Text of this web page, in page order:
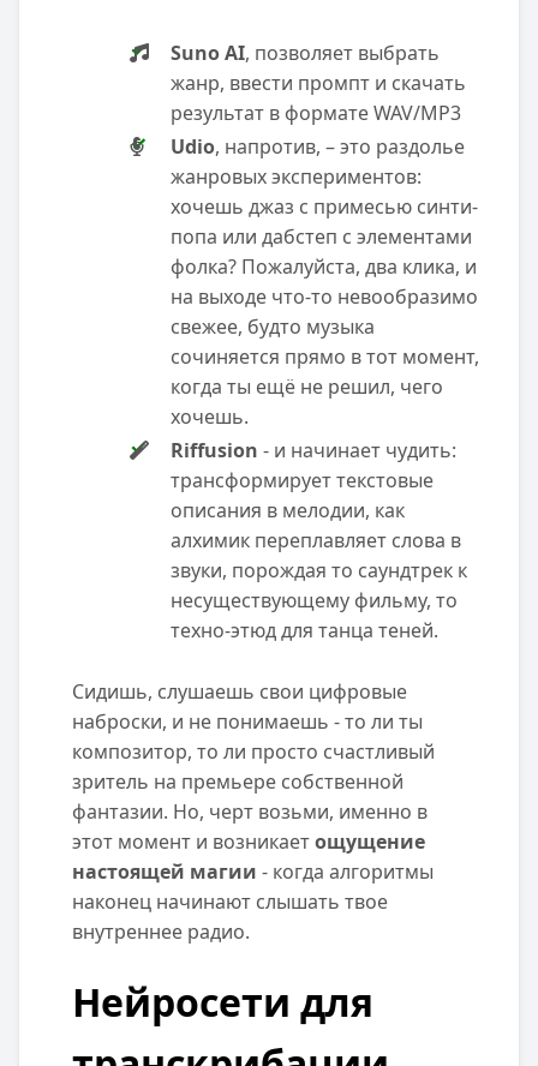
Suno AI, позволяет выбрать
жанр, ввести промпт и скачать
результат в формате WAV/MP3
Udio, напротив, – это раздолье
жанровых экспериментов:
хочешь джаз с примесью синти-
попа или дабстеп с элементами
фолка? Пожалуйста, два клика, и
на выходе что-то невообразимо
свежее, будто музыка
сочиняется прямо в тот момент,
когда ты ещё не решил, чего
хочешь.
Riffusion - и начинает чудить:
трансформирует текстовые
описания в мелодии, как
алхимик переплавляет слова в
звуки, порождая то саундтрек к
несуществующему фильму, то
техно-этюд для танца теней.
Сидишь, слушаешь свои цифровые
наброски, и не понимаешь - то ли ты
композитор, то ли просто счастливый
зритель на премьере собственной
фантазии. Но, черт возьми, именно в
этот момент и возникаетощущение
настоящей магии - когда алгоритмы
наконец начинают слышать твое
внутреннее радио.
Нейросети для